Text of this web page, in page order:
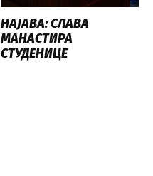
НАЈАВА: СЛАВА
МАНАСТИРА
СТУДЕНИЦЕ